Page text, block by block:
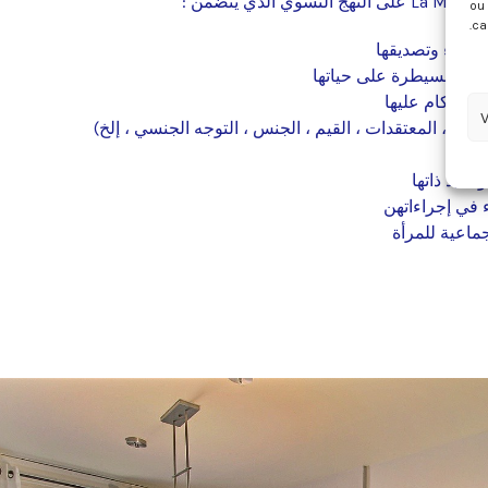
وتصديقها
السيطرة على حياتها
عليها
، المعتقدات ، القيم ، الجنس ، التوجه الجنسي ، إلخ)
ذاتها
إجراءاتهن
للمرأة